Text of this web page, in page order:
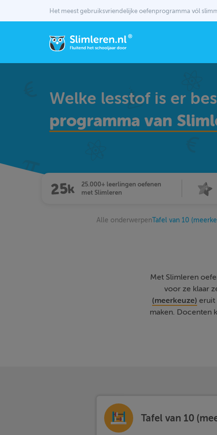
Het meest gebruiksvriendelijke oefenprogramma vól
Welke lesstof is er
programma van
25.000+ leerlingen oefenen
met Slimleren
Alle onderwerpenTafel van 10
Met Slimleren
voor ze klaar
(meerkeuze) eruit
maken. Docenten
Tafel van 10